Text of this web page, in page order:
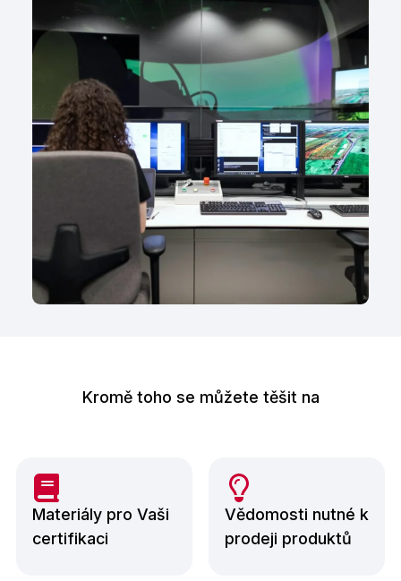
Kromě toho se můžete těšit na
Materiály pro Vaši
certifikaci
Vědomosti nutné k
prodeji produktů